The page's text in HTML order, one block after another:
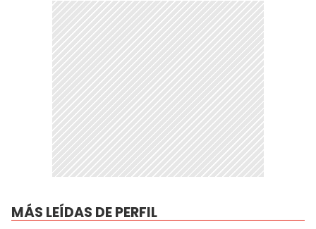
MÁS LEÍDAS DE PERFIL